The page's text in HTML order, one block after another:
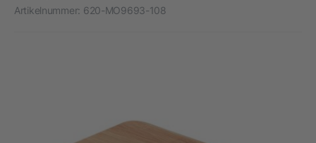
Artikelnummer: 620-MO9693-108